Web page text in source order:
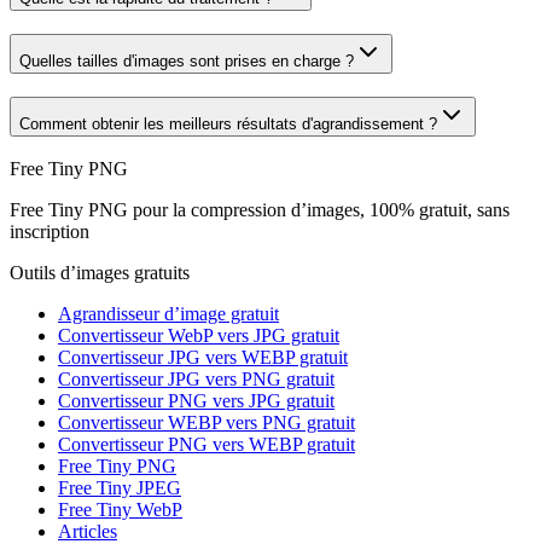
Quelles tailles d'images sont prises en charge ?
Comment obtenir les meilleurs résultats d'agrandissement ?
Free Tiny PNG
Free Tiny PNG pour la compression d’images, 100% gratuit, sans
inscription
Outils d’images gratuits
Agrandisseur d’image gratuit
Convertisseur WebP vers JPG gratuit
Convertisseur JPG vers WEBP gratuit
Convertisseur JPG vers PNG gratuit
Convertisseur PNG vers JPG gratuit
Convertisseur WEBP vers PNG gratuit
Convertisseur PNG vers WEBP gratuit
Free Tiny PNG
Free Tiny JPEG
Free Tiny WebP
Articles